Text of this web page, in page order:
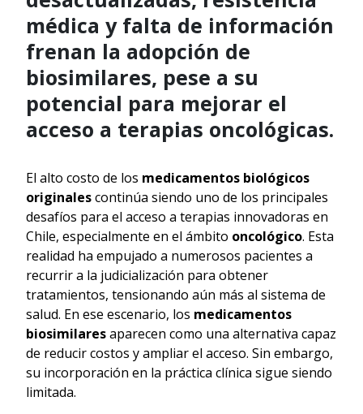
médica y falta de información
frenan la adopción de
biosimilares, pese a su
potencial para mejorar el
acceso a terapias oncológicas.
El alto costo de los medicamentos biológicos
originalescontinúa siendo uno de los principales
desafíos para el acceso a terapias innovadoras en
Chile, especialmente en el ámbito oncológico. Esta
realidad ha empujado a numerosos pacientes a
recurrir a la judicialización para obtener
tratamientos, tensionando aún más al sistema de
salud. En ese escenario, los medicamentos
biosimilaresaparecen como una alternativa capaz
de reducir costos y ampliar el acceso. Sin embargo,
su incorporación en la práctica clínica sigue siendo
limitada.